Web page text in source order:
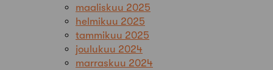
maaliskuu 2025
helmikuu 2025
tammikuu 2025
joulukuu 2024
marraskuu 2024